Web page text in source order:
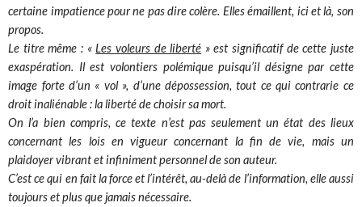
certaine impatience pour ne pas dire colère. Elles émaillent, ici et là, son
propos.
Le titre même : «Les voleurs de liberté » est significatif de cette juste
exaspération. Il est volontiers polémique puisqu’il désigne par cette
image forte d’un « vol », d’une dépossession, tout ce qui contrarie ce
droit inaliénable : la liberté de choisir sa mort.
On l’a bien compris, ce texte n’est pas seulement un état des lieux
concernant les lois en vigueur concernant la fin de vie, mais un
plaidoyer vibrant et infiniment personnel de son auteur.
C’est ce qui en fait la force et l’intérêt, au-delà de l’information, elle aussi
toujours et plus que jamais nécessaire.